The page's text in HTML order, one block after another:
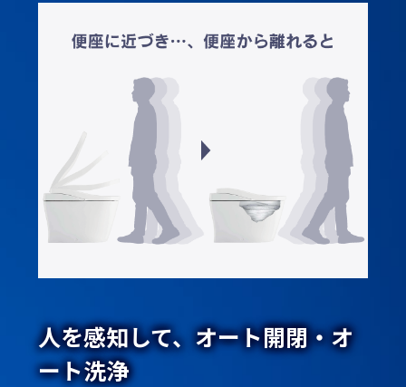
人を感知して、オート開閉・オ
ート洗浄